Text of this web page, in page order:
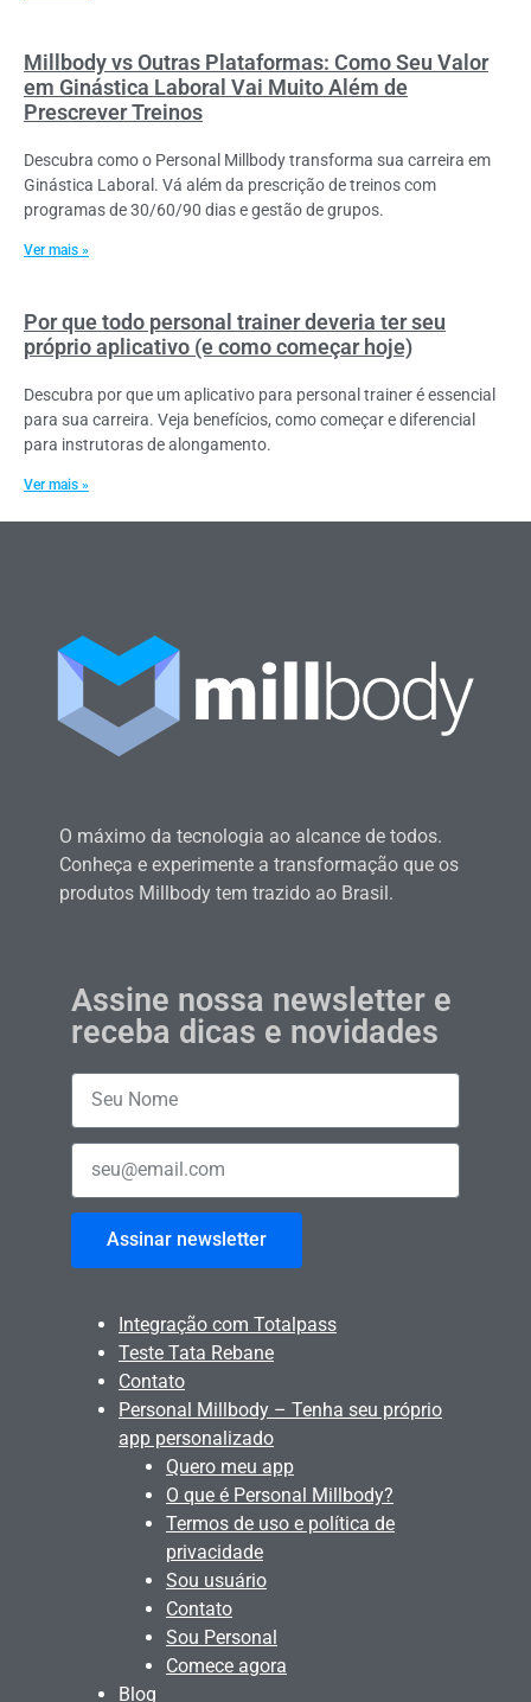
Millbody vs Outras Plataformas: Como Seu Valor
em Ginástica Laboral Vai Muito Além de
Prescrever Treinos
Descubra como o Personal Millbody transforma sua carreira em
Ginástica Laboral. Vá além da prescrição de treinos com
programas de 30/60/90 dias e gestão de grupos.
Ver mais »
Por que todo personal trainer deveria ter seu
próprio aplicativo (e como começar hoje)
Descubra por que um aplicativo para personal trainer é essencial
para sua carreira. Veja benefícios, como começar e diferencial
para instrutoras de alongamento.
Ver mais »
O máximo da tecnologia ao alcance de todos.
Conheça e experimente a transformação que os
produtos Millbody tem trazido ao Brasil.
Assine nossa newsletter e
receba dicas e novidades
Assinar newsletter
Integração com Totalpass
Teste Tata Rebane
Contato
Personal Millbody – Tenha seu próprio
app personalizado
Quero meu app
O que é Personal Millbody?
Termos de uso e política de
privacidade
Sou usuário
Contato
Sou Personal
Comece agora
Blog